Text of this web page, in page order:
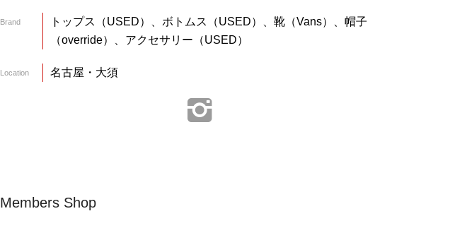
Brand
トップス（USED）、ボトムス（USED）、靴（Vans）、帽子
（override）、アクセサリー（USED）
Location 名古屋・大須
Members Shop